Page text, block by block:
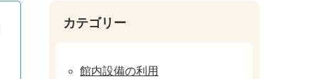
カテゴリー
館内設備の利用